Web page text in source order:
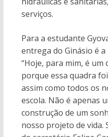
serviços.
Para a estudante
entrega do Ginásio é
“Hoje, para mim, é
porque essa quadra
assim como todos os
escola. Não é apenas
construção de um
nosso projeto de vida.